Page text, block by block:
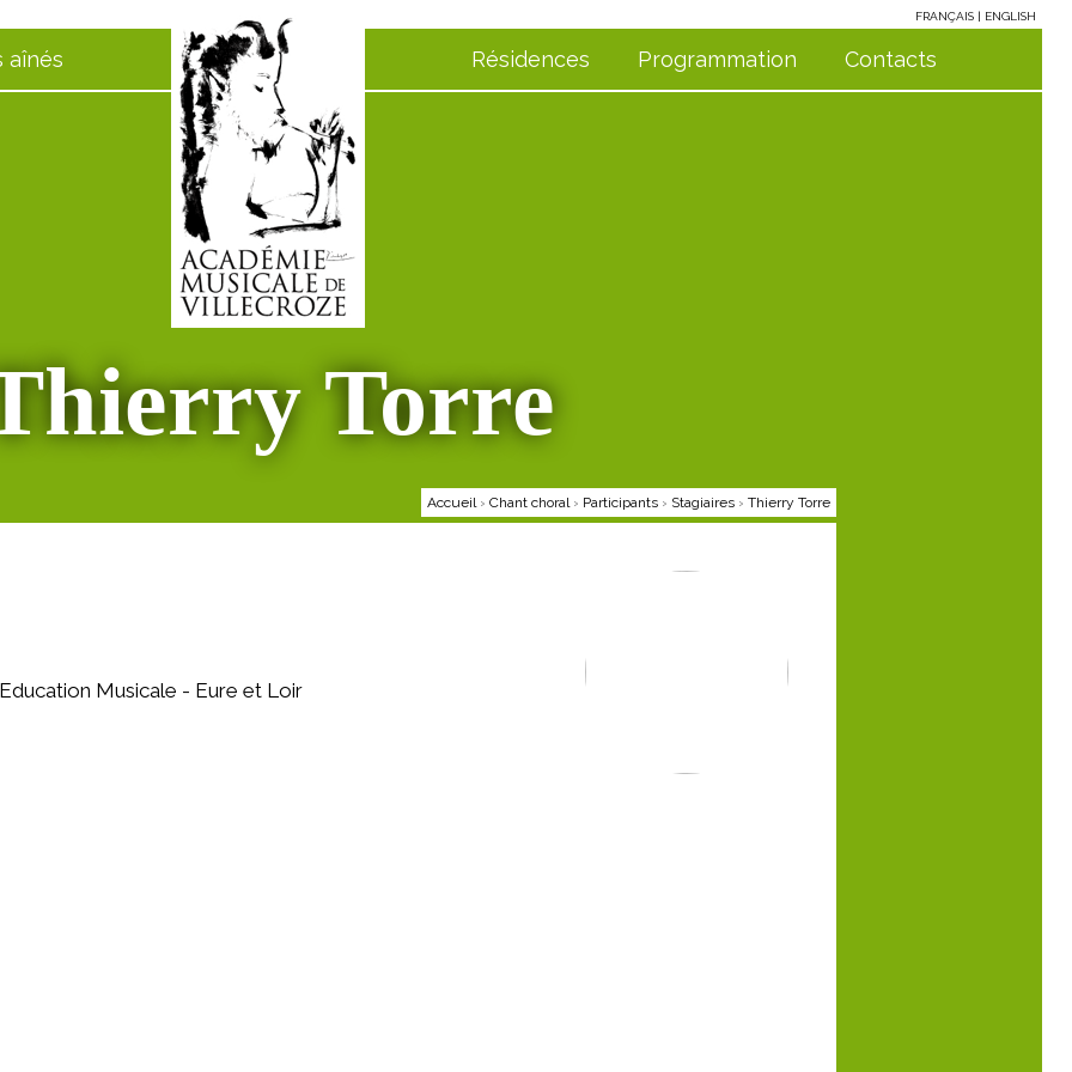
FRANÇAIS
ENGLISH
aînés Résidences Programmation Contacts
Torre
Accueil › Chant choral › Participants › Stagiaires › Thierry Torre
Musicale - Eure et Loir